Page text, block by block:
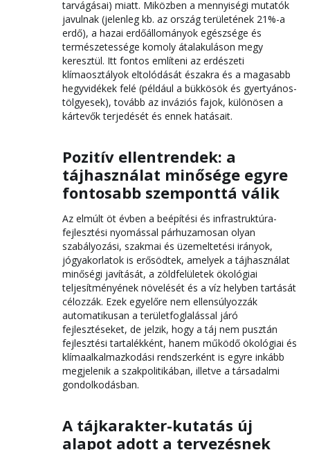
tarvágásai) miatt. Miközben a mennyiségi mutatók
javulnak (jelenleg kb. az ország területének 21%-a
erdő), a hazai erdőállományok egészsége és
természetessége komoly átalakuláson megy
keresztül. Itt fontos említeni az erdészeti
klímaosztályok eltolódását északra és a magasabb
hegyvidékek felé (például a bükkösök és gyertyános-
tölgyesek), tovább az inváziós fajok, különösen a
kártevők terjedését és ennek hatásait.
Pozitív ellentrendek: a
tájhasználat minősége egyre
fontosabb szemponttá válik
Az elmúlt öt évben a beépítési és infrastruktúra-
fejlesztési nyomással párhuzamosan olyan
szabályozási, szakmai és üzemeltetési irányok,
jógyakorlatok is erősödtek, amelyek a tájhasználat
minőségi javítását, a zöldfelületek ökológiai
teljesítményének növelését és a víz helyben tartását
célozzák. Ezek egyelőre nem ellensúlyozzák
automatikusan a területfoglalással járó
fejlesztéseket, de jelzik, hogy a táj nem pusztán
fejlesztési tartalékként, hanem működő ökológiai és
klímaalkalmazkodási rendszerként is egyre inkább
megjelenik a szakpolitikában, illetve a társadalmi
gondolkodásban.
A tájkarakter-kutatás új
alapot adott a tervezésnek